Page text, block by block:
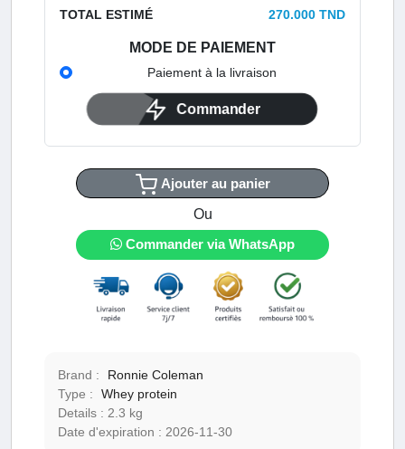
TOTAL ESTIMÉ 270.000 TND
MODE DE PAIEMENT
Paiement à la livraison
Commander
Ajouter au panier
Ou
Commander via WhatsApp
Brand :
Ronnie Coleman
Type :
Whey protein
Details :
2.3 kg
Date d'expiration : 2026-11-30